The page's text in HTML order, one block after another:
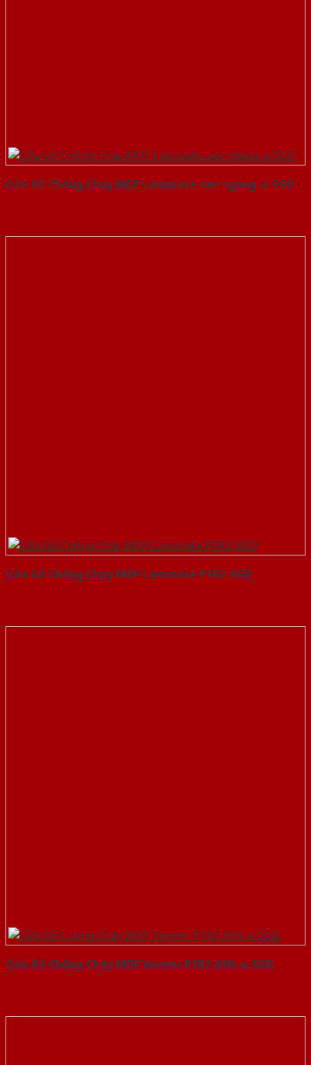
Cửa Gỗ Chống Cháy MDF Laminate van ngang-a-SGD
Cửa Gỗ Chống Cháy MDF Laminate P1R2-SGD
Cửa Gỗ Chống Cháy MDF Veneer P1R2 ASH-a-SGD